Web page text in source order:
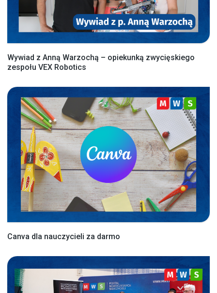
Wywiad z Anną Warzochą – opiekunką zwycięskiego
zespołu VEX Robotics
Canva dla nauczycieli za darmo